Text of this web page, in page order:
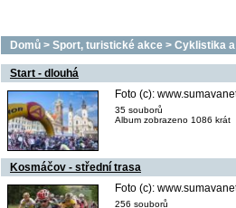
Domů > Sport, turistické akce > Cyklistika
Start - dlouhá
Foto (c):
35 souborů
Album zobrazeno 1086 krát
Kosmáčov - střední trasa
Foto (c):
256 souborů